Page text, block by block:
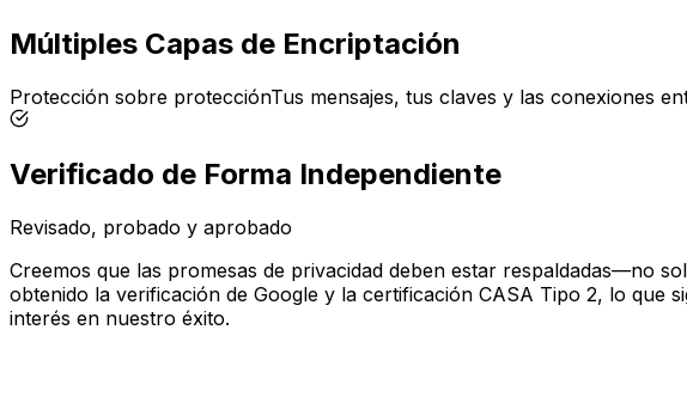
Múltiples Capas de Encriptación
Protección sobre protecciónTus mensajes, tus claves y las conexiones
Verificado de Forma Independiente
Revisado, probado y aprobado
Creemos que las promesas de privacidad deben estar respaldadas—no
obtenido la verificación de Google y la certificación CASA Tipo 2, lo que
interés en nuestro éxito.